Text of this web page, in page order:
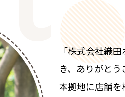
「株式会社織
き、ありがと
本拠地に店舗を